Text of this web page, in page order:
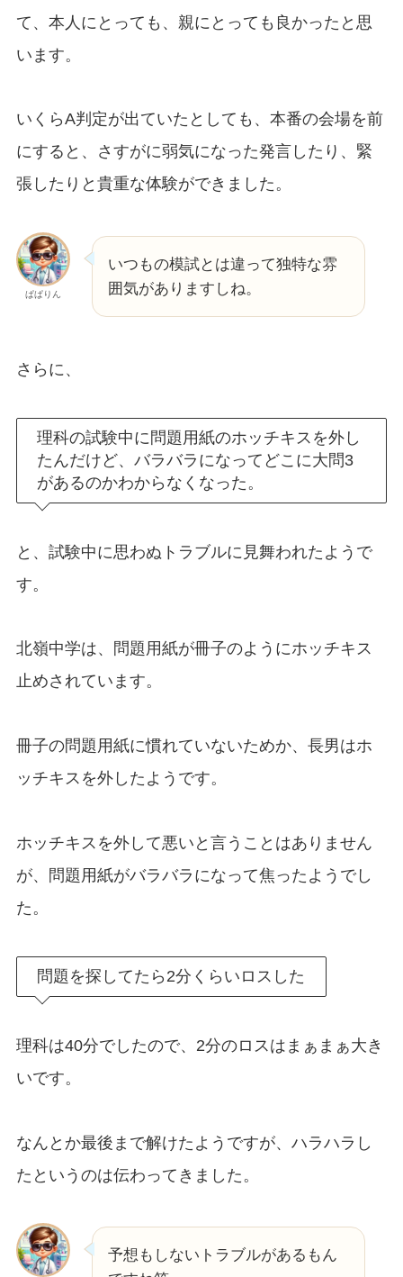
て、本人にとっても、親にとっても良かったと思
います。
いくらA判定が出ていたとしても、本番の会場を前
にすると、さすがに弱気になった発言したり、緊
張したりと貴重な体験ができました。
ぱぱりん
いつもの模試とは違って独特な雰
囲気がありますしね。
さらに、
理科の試験中に問題用紙のホッチキスを外し
たんだけど、バラバラになってどこに大問3
があるのかわからなくなった。
と、試験中に思わぬトラブルに見舞われたようで
す。
北嶺中学は、問題用紙が冊子のようにホッチキス
止めされています。
冊子の問題用紙に慣れていないためか、長男はホ
ッチキスを外したようです。
ホッチキスを外して悪いと言うことはありません
が、問題用紙がバラバラになって焦ったようでし
た。
問題を探してたら2分くらいロスした
理科は40分でしたので、2分のロスはまぁまぁ大き
いです。
なんとか最後まで解けたようですが、ハラハラし
たというのは伝わってきました。
予想もしないトラブルがあるもん